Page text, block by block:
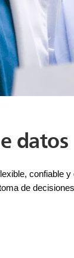
datos
confiable
de